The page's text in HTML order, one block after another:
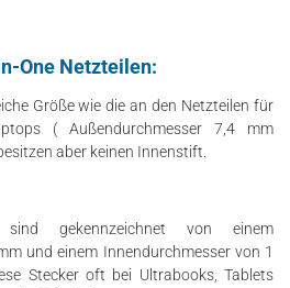
One Netzteilen:
Größe wie die an den Netzteilen für
( Außendurchmesser 7,4 mm
aber keinen Innenstift.
gekennzeichnet von einem
und einem Innendurchmesser von 1
Stecker oft bei Ultrabooks, Tablets